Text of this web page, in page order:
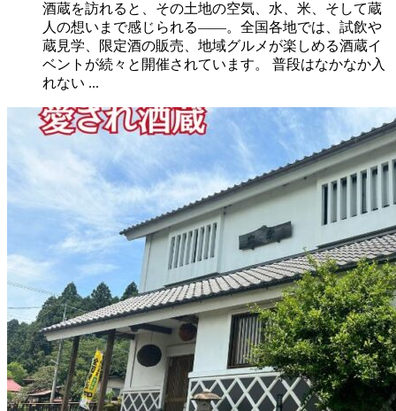
酒蔵を訪れると、その土地の空気、水、米、そして蔵
人の想いまで感じられる——。全国各地では、試飲や
蔵見学、限定酒の販売、地域グルメが楽しめる酒蔵イ
ベントが続々と開催されています。 普段はなかなか入
れない ...